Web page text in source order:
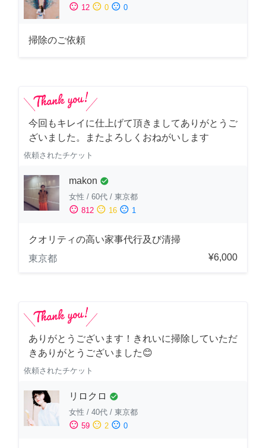
sentiment_satisfied 12 sentiment_neutral 0 sentiment_dissatisfied 0
掃除のご依頼
今回もキレイに仕上げて頂きましてありがとうご
ざいました。またよろしくおねがいします
依頼されたチケット
makon check_circle
女性 / 60代 / 東京都
sentiment_satisfied 812 sentiment_neutral 16 sentiment_dissatisfied 1
クオリティの高い家事代行及び清掃
東京都
¥6,000
ありがとうございます！きれいに掃除していただ
きありがとうございました😊
依頼されたチケット
リロクロ check_circle
女性 / 40代 / 東京都
sentiment_satisfied 59 sentiment_neutral 2 sentiment_dissatisfied 0